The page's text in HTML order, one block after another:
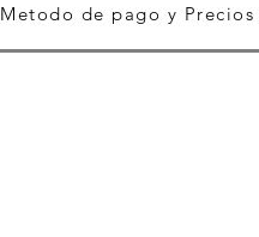
Metodo de pago y Precios